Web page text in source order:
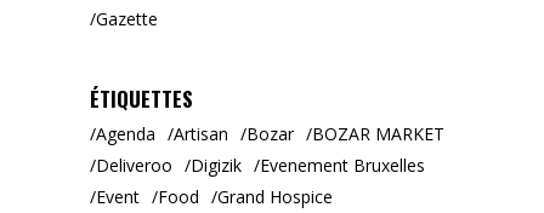
Gazette
ÉTIQUETTES
Agenda Artisan Bozar
BOZAR MARKET
Deliveroo
Digizik
Evenement Bruxelles
Event
Food
Grand Hospice